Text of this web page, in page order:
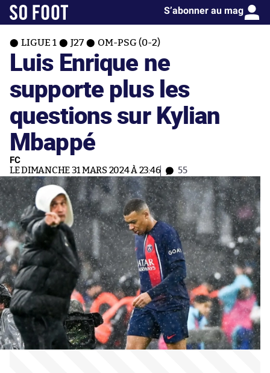
S’abonner au mag
LIGUE 1 J27 OM-PSG (0-2)
Luis Enrique ne
supporte plus les
questions sur Kylian
Mbappé
FC
LE DIMANCHE 31 MARS 2024 À 23:46 55